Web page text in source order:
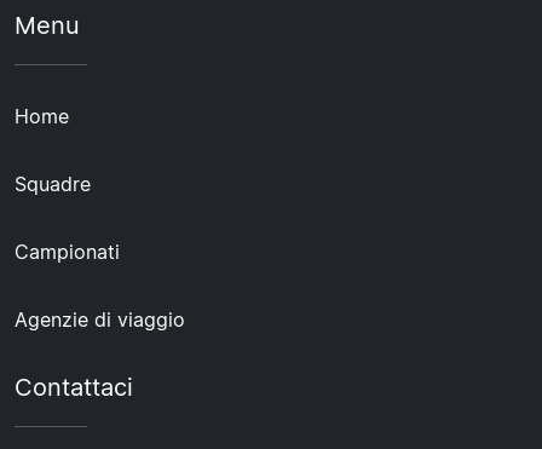
Menu
Home
Squadre
Campionati
Agenzie di viaggio
Contattaci